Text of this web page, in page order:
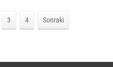
3 4 Sonraki